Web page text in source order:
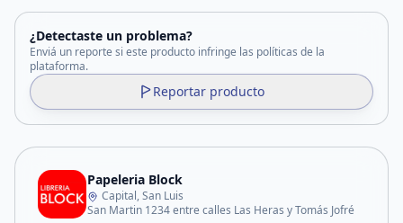
¿Detectaste un problema?
Enviá un reporte si este producto infringe las políticas de la
plataforma.
Reportar producto
Papeleria Block
Capital, San Luis
San Martin 1234 entre calles Las Heras y Tomás Jofré